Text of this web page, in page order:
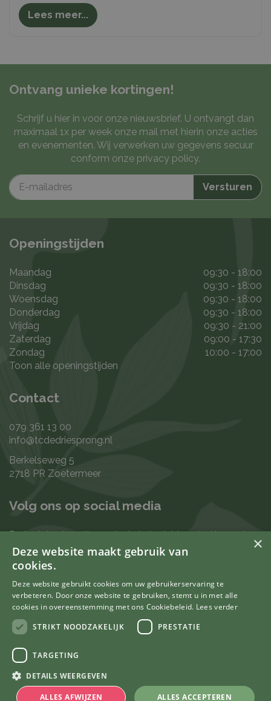
Lees meer...
Ontvang unieke kortingen!
Schrijf u hier in voor onze nieuwsbrief. U ontvangt dan
maximaal 1x per week onze mail met hierin onze acties
en evenementen. Wij verwerken uw gegevens secuur
conform onze privacy policy.
Openingstijden
Maandag
09:30 - 18:00
Dinsdag
09:30 - 18:00
Woensdag
09:30 - 18:00
Donderdag
09:30 - 18:00
Vrijdag
09:30 - 21:00
Zaterdag
09:00 - 17:30
Zondag
10:00 - 17:00
Toon alle openingstijden
Contact
079 361 13 00
info@tcdedriesprong.nl
Berkelseweg 5
2718 PR Zoetermeer
Volg ons op social media
De laatste nieuwtjes en leukste berichten vind je op de
de volgende kanalen:
Uw mening telt
© Tuincentrum De Driesprong
Tuincentrum Overzicht
×
Deze website maakt gebruik van
cookies.
Deze website gebruikt cookies om uw gebruikerservaring te
verbeteren. Door onze website te gebruiken, stemt u in met alle
cookies in overeenstemming met ons Cookiebeleid. Lees verder
STRIKT NOODZAKELIJK
PRESTATIE
TARGETING
DETAILS WEERGEVEN
ALLES ACCEPTEREN
ALLES AFWIJZEN